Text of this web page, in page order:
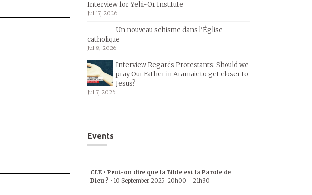
Interview for Yehi-Or Institute
Jul 17, 2026
Un nouveau schisme dans l’Église
catholique
Jul 8, 2026
Interview Regards Protestants: Should we
pray Our Father in Aramaic to get closer to
Jesus?
Jul 7, 2026
Events
CLE • Peut-on dire que la Bible est la Parole de
Dieu ? • 10 September 2025 20h00 - 21h30